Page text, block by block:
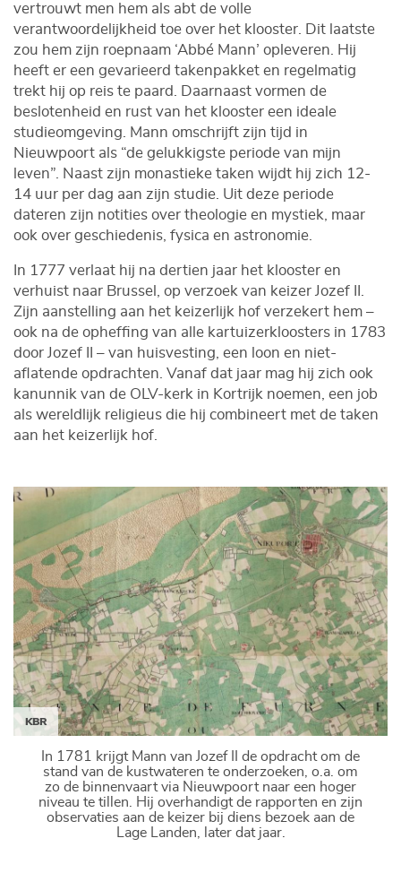
vertrouwt men hem als abt de volle
verantwoordelijkheid toe over het klooster. Dit laatste
zou hem zijn roepnaam ‘Abbé Mann’ opleveren. Hij
heeft er een gevarieerd takenpakket en regelmatig
trekt hij op reis te paard. Daarnaast vormen de
beslotenheid en rust van het klooster een ideale
studieomgeving. Mann omschrijft zijn tijd in
Nieuwpoort als “de gelukkigste periode van mijn
leven”. Naast zijn monastieke taken wijdt hij zich 12-
14 uur per dag aan zijn studie. Uit deze periode
dateren zijn notities over theologie en mystiek, maar
ook over geschiedenis, fysica en astronomie.
In 1777 verlaat hij na dertien jaar het klooster en
verhuist naar Brussel, op verzoek van keizer Jozef II.
Zijn aanstelling aan het keizerlijk hof verzekert hem –
ook na de opheffing van alle kartuizerkloosters in 1783
door Jozef II – van huisvesting, een loon en niet-
aflatende opdrachten. Vanaf dat jaar mag hij zich ook
kanunnik van de OLV-kerk in Kortrijk noemen, een job
als wereldlijk religieus die hij combineert met de taken
aan het keizerlijk hof.
KBR
In 1781 krijgt Mann van Jozef II de opdracht om de
stand van de kustwateren te onderzoeken, o.a. om
zo de binnenvaart via Nieuwpoort naar een hoger
niveau te tillen. Hij overhandigt de rapporten en zijn
observaties aan de keizer bij diens bezoek aan de
Lage Landen, later dat jaar.